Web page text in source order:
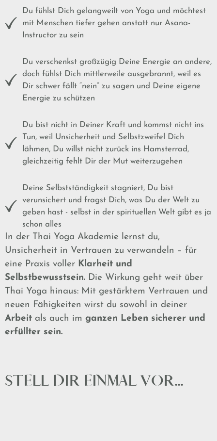
Du fühlst Dich gelangweilt von Yoga und möchtest
mit Menschen tiefer gehen anstatt nur Asana-
Instructor zu sein
Du verschenkst großzügig Deine Energie an andere,
doch fühlst Dich mittlerweile ausgebrannt, weil es
Dir schwer fällt “nein” zu sagen und Deine eigene
Energie zu schützen
Du bist nicht in Deiner Kraft und kommst nicht ins
Tun, weil Unsicherheit und Selbstzweifel Dich
lähmen, Du willst nicht zurück ins Hamsterrad,
gleichzeitig fehlt Dir der Mut weiterzugehen
Deine Selbstständigkeit stagniert, Du bist
verunsichert und fragst Dich, was Du der Welt zu
geben hast - selbst in der spirituellen Welt gibt es ja
schon alles
In der Thai Yoga Akademie lernst du,
Unsicherheit in Vertrauen zu verwandeln – für
eine Praxis voller Klarheit und
Selbstbewusstsein. Die Wirkung geht weit über
Thai Yoga hinaus: Mit gestärktem Vertrauen und
neuen Fähigkeiten wirst du sowohl in deiner
Arbeit als auch im ganzen Leben sicherer und
erfüllter sein.
STELL DIR EINMAL VOR...